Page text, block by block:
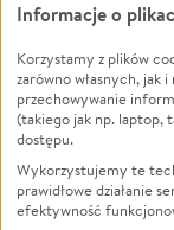
Leczenie
Zwierzęta
Pożar
Ukraina
Pomoc
Projekty
Informacje o
Korzystamy z plików
zarówno własnych, jak
przechowywanie
(takiego jak np. laptop,
dostępu.
Wykorzystujemy te
prawidłowe działanie
efektywność